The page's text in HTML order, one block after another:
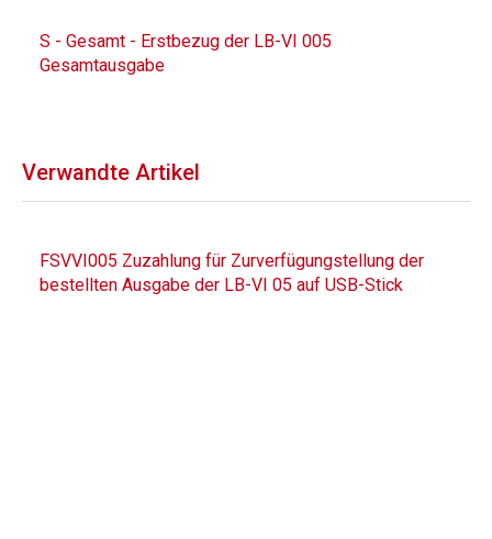
S - Gesamt - Erstbezug der LB-VI 005
Gesamtausgabe
Verwandte Artikel
FSVVI005 Zuzahlung für Zurverfügungstellung der
bestellten Ausgabe der LB-VI 05 auf USB-Stick